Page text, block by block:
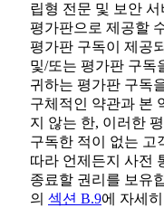
립형 전문 및 보안
평가판으로 제공할
평가판 구독이 제공
및/또는 평가판 구독
귀하는 평가판 구독
구체적인 약관과 본
지 않는 한, 이러한
구독한 적이 없는 고
따라 언제든지 사전
종료할 권리를 보유
의 섹션 B.9에 자세